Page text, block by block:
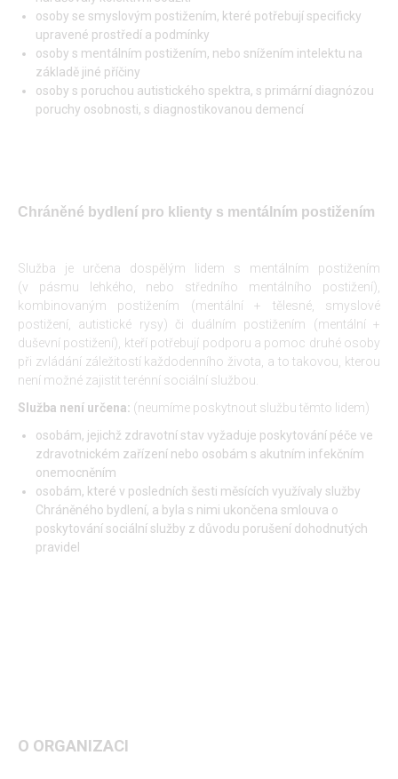
osoby se smyslovým postižením, které potřebují specificky
upravené prostředí a podmínky
osoby s mentálním postižením, nebo snížením intelektu na
základě jiné příčiny
osoby s poruchou autistického spektra, s primární diagnózou
poruchy osobnosti, s diagnostikovanou demencí
Chráněné bydlení pro klienty s mentálním postižením
Služba je určena dospělým lidem s mentálním postižením
(v pásmu lehkého, nebo středního mentálního postižení),
kombinovaným postižením (mentální + tělesné, smyslové
postižení, autistické rysy) či duálním postižením (mentální +
duševní postižení), kteří potřebují podporu a pomoc druhé osoby
při zvládání záležitostí každodenního života, a to takovou, kterou
není možné zajistit terénní sociální službou.
Služba není určena: (neumíme poskytnout službu těmto lidem)
osobám, jejichž zdravotní stav vyžaduje poskytování péče ve
zdravotnickém zařízení nebo osobám s akutním infekčním
onemocněním
osobám, které v posledních šesti měsících využívaly služby
Chráněného bydlení, a byla s nimi ukončena smlouva o
poskytování sociální služby z důvodu porušení dohodnutých
pravidel
O ORGANIZACI